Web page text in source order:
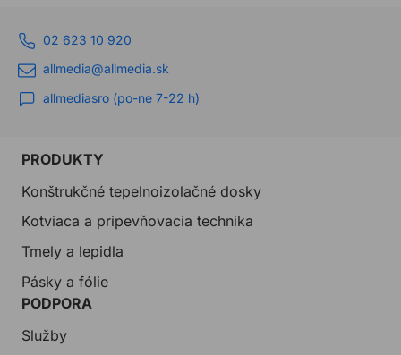
02 623 10 920
allmedia@allmedia.sk
allmediasro (po-ne 7-22 h)
PRODUKTY
Konštrukčné tepelnoizolačné dosky
Kotviaca a pripevňovacia technika
Tmely a lepidla
Pásky a fólie
PODPORA
Služby